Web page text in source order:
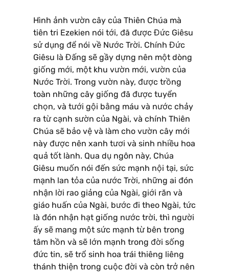
Hình ảnh vườn cây của Thiên Chúa mà
tiên tri Ezekien nói tới, đã được Đức Giêsu
sử dụng để nói về Nước Trời. Chính Đức
Giêsu là Đấng sẽ gầy dựng nên một dòng
giống mới, một khu vườn mới, vườn của
Nước Trời. Trong vườn này, được trồng
toàn những cây giống đã được tuyển
chọn, và tưới gội bằng máu và nước chảy
ra từ cạnh sườn của Ngài, và chính Thiên
Chúa sẽ bảo vệ và làm cho vườn cây mới
này được nên xanh tươi và sinh nhiều hoa
quả tốt lành. Qua dụ ngôn này, Chúa
Giêsu muốn nói đến sức mạnh nội tại, sức
mạnh lan tỏa của nước Trời, những ai đón
nhận lời rao giảng của Ngài, giới răn và
giáo huấn của Ngài, bước đi theo Ngài, tức
là đón nhận hạt giống nước trời, thì người
ấy sẽ mang một sức mạnh từ bên trong
tâm hồn và sẽ lớn mạnh trong đời sống
đức tin, sẽ trổ sinh hoa trái thiêng liêng
thánh thiện trong cuộc đời và còn trở nên